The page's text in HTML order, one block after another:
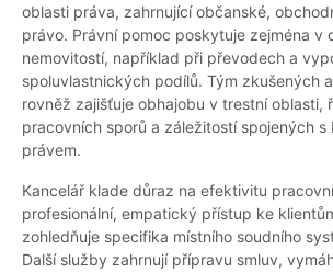
oblasti práva, zahrnující občanské,
právo. Právní pomoc poskytuje zejména v
nemovitostí, například při převodech a
spoluvlastnických podílů. Tým zkušených
rovněž zajišťuje obhajobu v trestní oblasti,
pracovních sporů a záležitostí spojených s
právem.
Kancelář klade důraz na efektivitu
profesionální, empatický přístup ke
zohledňuje specifika místního soudního
Další služby zahrnují přípravu smluv,